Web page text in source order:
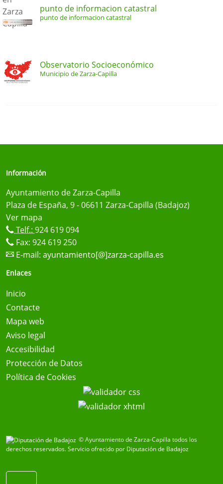
punto de informacion catastral
punto de informacion catastral
Observatorio Socioeconómico
Municipio de Zarza-Capilla
Información
Ayuntamiento de Zarza-Capilla
Plaza de España, 9 - 06611 Zarza-Capilla (Badajoz)
Ver mapa
Telf.: 924 619 094
Fax: 924 619 250
E-mail: ayuntamiento[@]zarza-capilla.es
Enlaces
Inicio
Contacte
Mapa web
Aviso legal
Accesibilidad
Protección de Datos
Política de Cookies
© Ayuntamiento de Zarza-Capilla todos los
derechos reservados.Servicio ofrecido por Diputación de Badajoz